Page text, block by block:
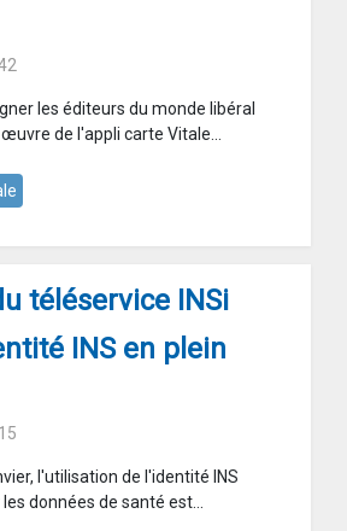
les éditeurs du monde libéral
de l'appli carte Vitale...
téléservice INSi
INS en plein
l'utilisation de l'identité INS
données de santé est...